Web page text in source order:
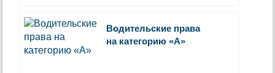
Водительские права
на категорию «А»